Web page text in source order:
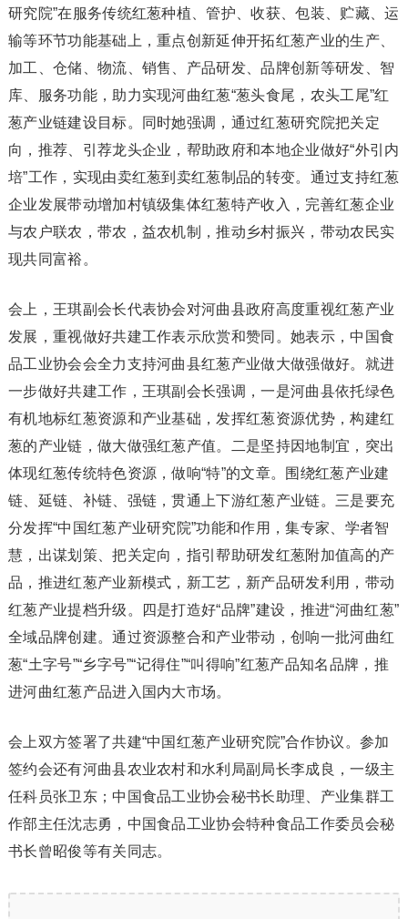
研究院”在服务传统红葱种植、管护、收获、包装、贮藏、运
输等环节功能基础上，重点创新延伸开拓红葱产业的生产、
加工、仓储、物流、销售、产品研发、品牌创新等研发、智
库、服务功能，助力实现河曲红葱“葱头食尾，农头工尾”红
葱产业链建设目标。同时她强调，通过红葱研究院把关定
向，推荐、引荐龙头企业，帮助政府和本地企业做好“外引内
培”工作，实现由卖红葱到卖红葱制品的转变。通过支持红葱
企业发展带动增加村镇级集体红葱特产收入，完善红葱企业
与农户联农，带农，益农机制，推动乡村振兴，带动农民实
现共同富裕。
会上，王琪副会长代表协会对河曲县政府高度重视红葱产业
发展，重视做好共建工作表示欣赏和赞同。她表示，中国食
品工业协会会全力支持河曲县红葱产业做大做强做好。就进
一步做好共建工作，王琪副会长强调，一是河曲县依托绿色
有机地标红葱资源和产业基础，发挥红葱资源优势，构建红
葱的产业链，做大做强红葱产值。二是坚持因地制宜，突出
体现红葱传统特色资源，做响“特”的文章。围绕红葱产业建
链、延链、补链、强链，贯通上下游红葱产业链。三是要充
分发挥“中国红葱产业研究院”功能和作用，集专家、学者智
慧，出谋划策、把关定向，指引帮助研发红葱附加值高的产
品，推进红葱产业新模式，新工艺，新产品研发利用，带动
红葱产业提档升级。四是打造好“品牌”建设，推进“河曲红葱”
全域品牌创建。通过资源整合和产业带动，创响一批河曲红
葱“土字号”“乡字号”“记得住”“叫得响”红葱产品知名品牌，推
进河曲红葱产品进入国内大市场。
会上双方签署了共建“中国红葱产业研究院”合作协议。参加
签约会还有河曲县农业农村和水利局副局长李成良，一级主
任科员张卫东；中国食品工业协会秘书长助理、产业集群工
作部主任沈志勇，中国食品工业协会特种食品工作委员会秘
书长曾昭俊等有关同志。